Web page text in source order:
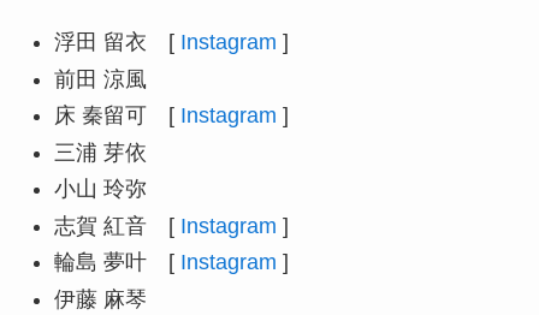
浮田 留衣 [ Instagram ]
前田 涼風
床 秦留可 [Instagram ]
三浦 芽依
小山 玲弥
志賀 紅音 [ Instagram ]
輪島 夢叶 [Instagram ]
伊藤 麻琴